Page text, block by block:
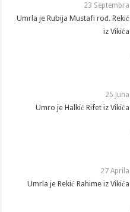
23 Septembra
Umrla je Rubija Mustafi rođ. Rekić
iz Vikića
25 Juna
Umro je Halkić Rifet iz Vikića
27 Aprila
Umrla je Rekić Rahime iz Vikića